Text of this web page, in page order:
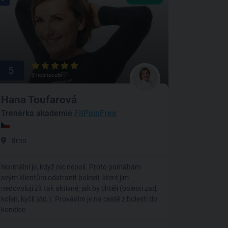
5 3 hodnocení
Hana Toufarová
Trenérka akademie FitPainFree
Brno
Normální je, když nic nebolí. Proto pomáhám
svým klientům odstranit bolesti, které jim
nedovolují žít tak aktivně, jak by chtěli (bolesti zad,
kolen, kyčlí atd.). Provádím je na cestě z bolesti do
kondice.